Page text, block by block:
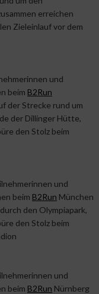
erreichen
Zieleinlauf vor dem
und
beim B2Run
der Strecke rund um
der Dillinger Hütte,
den Stolz beim
und
beim B2Run München
den Olympiapark,
den Stolz beim
und
beim B2Run Nürnberg